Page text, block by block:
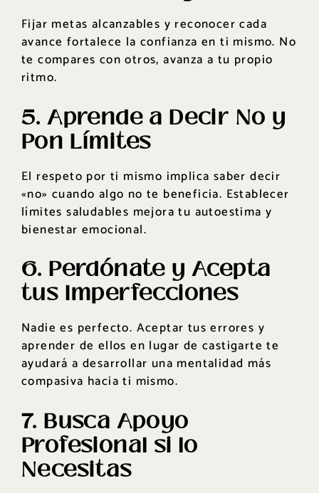
Fijar metas alcanzables y reconocer cada
avance fortalece la confianza en ti mismo. No
te compares con otros, avanza a tu propio
ritmo.
5. Aprende a Decir No y
Pon Límites
El respeto por ti mismo implica saber decir
«no» cuando algo no te beneficia. Establecer
límites saludables mejora tu autoestima y
bienestar emocional.
6. Perdónate y Acepta
tus Imperfecciones
Nadie es perfecto. Aceptar tus errores y
aprender de ellos en lugar de castigarte te
ayudará a desarrollar una mentalidad más
compasiva hacia ti mismo.
7. Busca Apoyo
Profesional si lo
Necesitas